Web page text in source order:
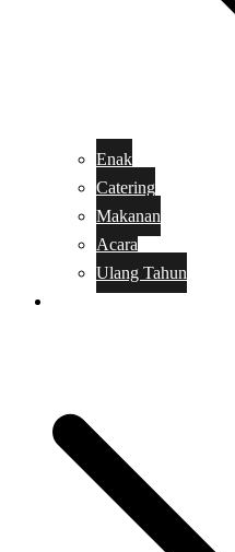
Enak
Catering
Makanan
Acara
Ulang Tahun